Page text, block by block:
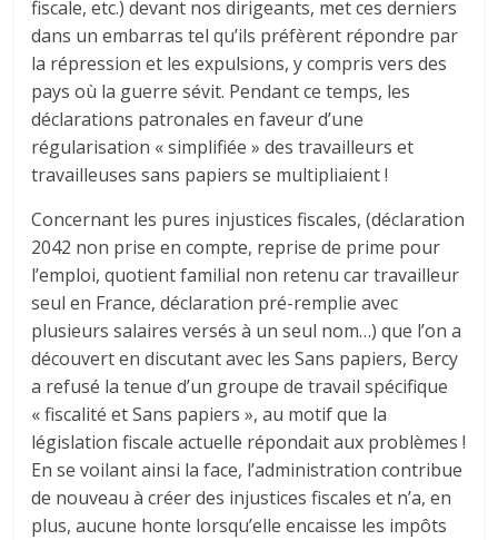
fiscale, etc.) devant nos dirigeants, met ces derniers
dans un embarras tel qu’ils préfèrent répondre par
la répression et les expulsions, y compris vers des
pays où la guerre sévit. Pendant ce temps, les
déclarations patronales en faveur d’une
régularisation « simplifiée » des travailleurs et
travailleuses sans papiers se multipliaient !
Concernant les pures injustices fiscales, (déclaration
2042 non prise en compte, reprise de prime pour
l’emploi, quotient familial non retenu car travailleur
seul en France, déclaration pré-remplie avec
plusieurs salaires versés à un seul nom…) que l’on a
découvert en discutant avec les Sans papiers, Bercy
a refusé la tenue d’un groupe de travail spécifique
« fiscalité et Sans papiers », au motif que la
législation fiscale actuelle répondait aux problèmes !
En se voilant ainsi la face, l’administration contribue
de nouveau à créer des injustices fiscales et n’a, en
plus, aucune honte lorsqu’elle encaisse les impôts